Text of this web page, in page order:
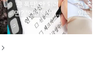
금 폭탄' 안 되려
면? '연말정산' 핵
심 꿀팁 A to Z
진, 혹시
있는 건
요?”